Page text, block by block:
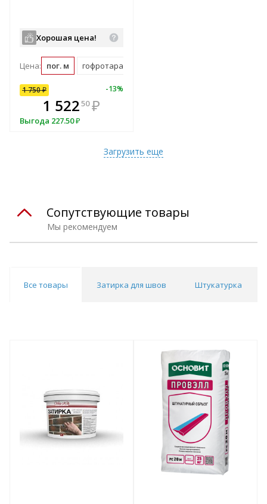
Хорошая цена!
Цена: пог. м гофротара (2.31 пог. м)
1 750₽ -13%
1 52250 ₽
Выгода 227.50₽
Загрузить еще
Мы рекомендуем
Сопутствующие товары
Все товары Затирка для швов Штукатурка